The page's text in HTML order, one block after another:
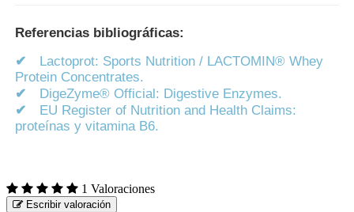
Referencias bibliográficas:
✔
Lactoprot: Sports Nutrition / LACTOMIN® Whey
Protein Concentrates.
✔
DigeZyme® Official: Digestive Enzymes.
✔
EU Register of Nutrition and Health Claims:
proteínas y vitamina B6.
1 Valoraciones
Escribir valoración